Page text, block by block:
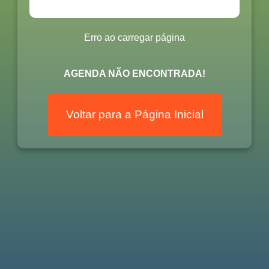
Erro ao carregar página
AGENDA NÃO ENCONTRADA!
Voltar para a Página Inicial